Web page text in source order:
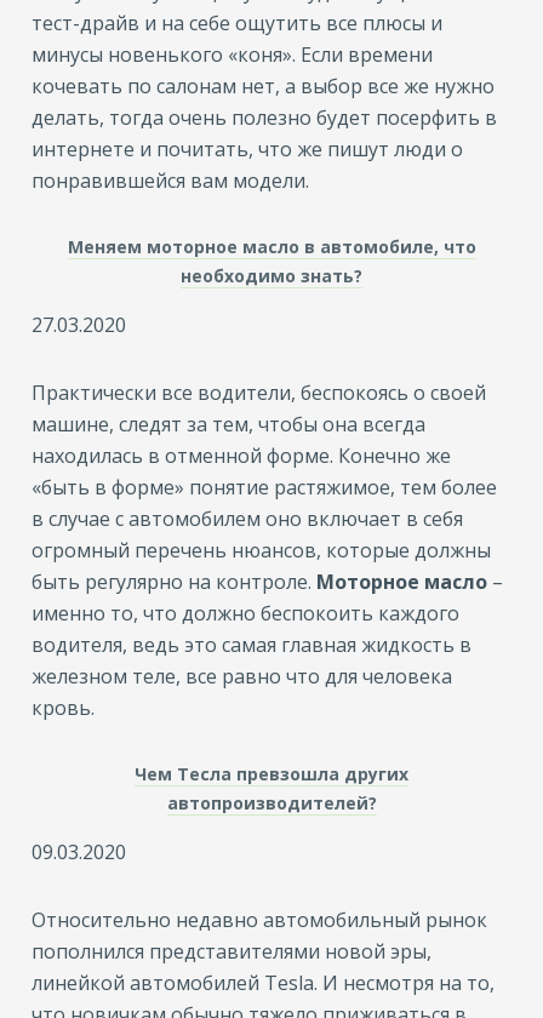
тест-драйв и на себе ощутить все плюсы и
минусы новенького «коня». Если времени
кочевать по салонам нет, а выбор все же нужно
делать, тогда очень полезно будет посерфить в
интернете и почитать, что же пишут люди о
понравившейся вам модели.
Меняем моторное масло в автомобиле, что
необходимо знать?
27.03.2020
Практически все водители, беспокоясь о своей
машине, следят за тем, чтобы она всегда
находилась в отменной форме. Конечно же
«быть в форме» понятие растяжимое, тем более
в случае с автомобилем оно включает в себя
огромный перечень нюансов, которые должны
быть регулярно на контроле. Моторное масло –
именно то, что должно беспокоить каждого
водителя, ведь это самая главная жидкость в
железном теле, все равно что для человека
кровь.
Чем Тесла превзошла других
автопроизводителей?
09.03.2020
Относительно недавно автомобильный рынок
пополнился представителями новой эры,
линейкой автомобилей Tesla. И несмотря на то,